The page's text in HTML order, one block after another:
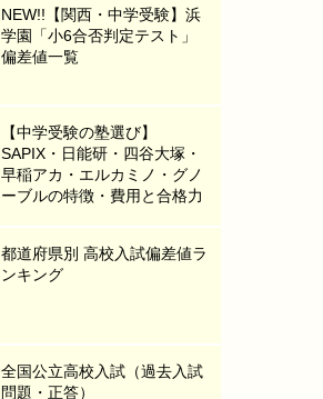
NEW!!【関西・中学受験】浜
学園「小6合否判定テスト」
偏差値一覧
【中学受験の塾選び】
SAPIX・日能研・四谷大塚・
早稲アカ・エルカミノ・グノ
ーブルの特徴・費用と合格力
都道府県別 高校入試偏差値ラ
ンキング
全国公立高校入試（過去入試
問題・正答）